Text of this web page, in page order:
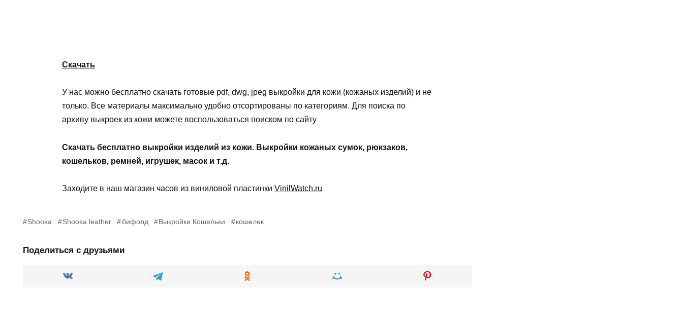
Скачать
У нас можно бесплатно скачать готовые pdf, dwg, jpeg выкройки для кожи (кожаных изделий) и не
только. Все материалы максимально удобно отсортированы по категориям. Для поиска по
архиву выкроек из кожи можете воспользоваться поиском по сайту
Скачать бесплатно выкройки изделий из кожи. Выкройки кожаных сумок, рюкзаков,
кошельков, ремней, игрушек, масок и т.д.
Заходите в наш магазин часов из виниловой пластинки VinilWatch.ru
Shooka Shooka leather бифолд Выкройки Кошельки кошелек
Поделиться с друзьями